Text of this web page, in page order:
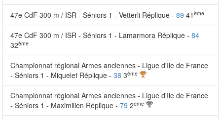
47e CdF 300 m / ISR - Séniors 1 - Vetterli Réplique - 89 41 ème
47e CdF 300 m / ISR - Séniors 1 - Lamarmora Réplique - 84
32ème
Championnat régional Armes anciennes - Ligue d'Ile de France
- Séniors 1 - Miquelet Réplique - 38 3ème
Championnat régional Armes anciennes - Ligue d'Ile de France
- Séniors 1 - Maximilien Réplique - 79 2ème